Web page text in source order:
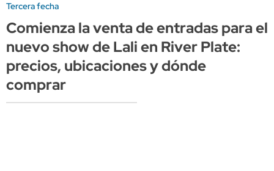
Tercera fecha
Comienza la venta de entradas para el
nuevo show de Lali en River Plate:
precios, ubicaciones y dónde
comprar